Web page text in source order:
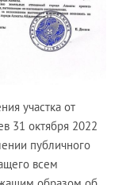
участка от
31 октября 2022
публичного
всем